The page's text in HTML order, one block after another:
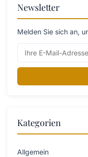
Newsletter
Melden Sie sich an,
Kategorien
Allgemein